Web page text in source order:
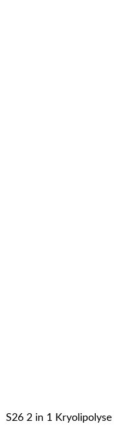
S26 2 in 1